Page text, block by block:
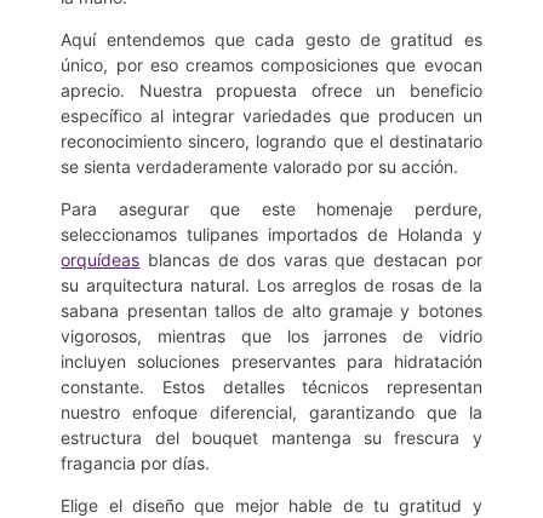
Aquí entendemos que cada gesto de gratitud es
único, por eso creamos composiciones que evocan
aprecio. Nuestra propuesta ofrece un beneficio
específico al integrar variedades que producen un
reconocimiento sincero, logrando que el destinatario
se sienta verdaderamente valorado por su acción.
Para asegurar que este homenaje perdure,
seleccionamos tulipanes importados de Holanda y
orquídeas blancas de dos varas que destacan por
su arquitectura natural. Los arreglos de rosas de la
sabana presentan tallos de alto gramaje y botones
vigorosos, mientras que los jarrones de vidrio
incluyen soluciones preservantes para hidratación
constante. Estos detalles técnicos representan
nuestro enfoque diferencial, garantizando que la
estructura del bouquet mantenga su frescura y
fragancia por días.
Elige el diseño que mejor hable de tu gratitud y